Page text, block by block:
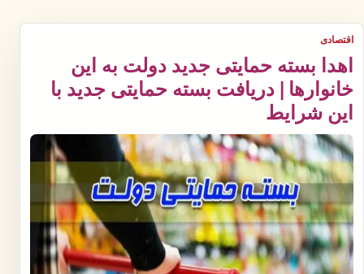
اقتصادی
اهدا بسته حمایتی جدید دولت به این
خانوارها | دریافت بسته حمایتی جدید با
این شرایط